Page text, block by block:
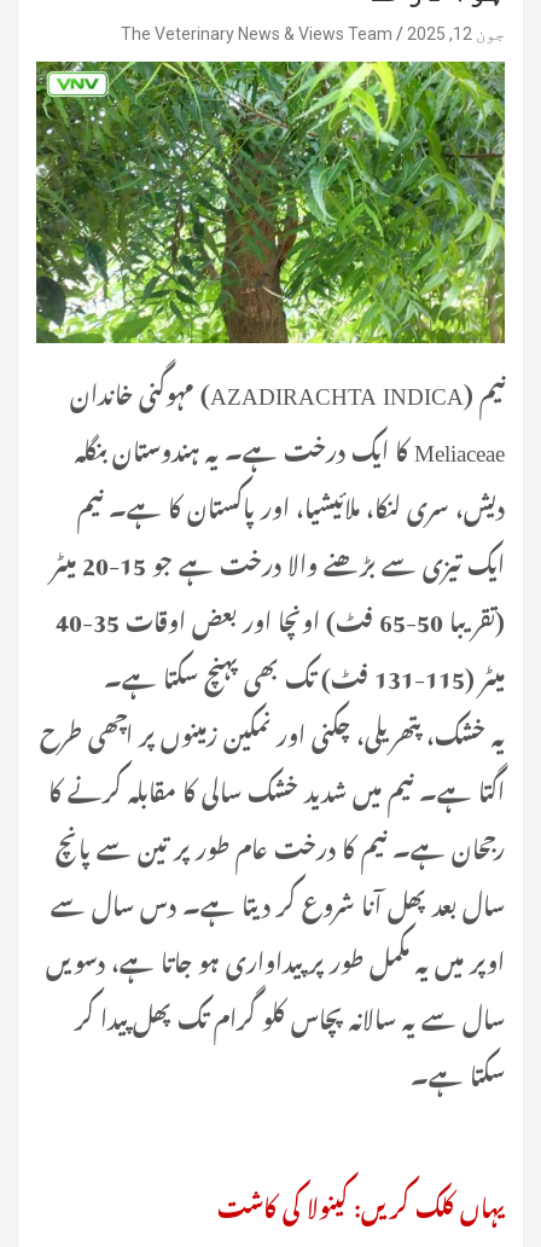
جون 12, 2025 The Veterinary News & Views Team
نیم (AZADIRACHTA INDICA) مہوگنی خاندان
Meliaceae کا ایک درخت ہے۔ یہ ہندوستان بنگلہ
دیش، سری لنکا، ملائیشیا، اور پاکستان کا ہے۔ نیم
ایک تیزی سے بڑھنے والا درخت ہے جو 15-20 میٹر
(تقریبا 50-65 فٹ) اونچا اور بعض اوقات 35-40
میٹر (115-131 فٹ) تک بھی پہنچ سکتا ہے۔
یہ خشک، پتھریلی، چکنی اور نمکین زمینوں پر اچھی طرح
اگتا ہے۔ نیم میں شدید خشک سالی کا مقابلہ کرنے کا
رجحان ہے۔ نیم کا درخت عام طور پر تین سے پانچ
سال بعد پھل آنا شروع کر دیتا ہے۔ دس سال سے
اوپر میں یہ مکمل طور پر پیداواری ہو جاتا ہے، دسویں
سال سے یہ سالانہ پچاس کلو گرام تک پھل پیدا کر
سکتا ہے۔
یہاں کلک کریں: کینولا کی کاشت